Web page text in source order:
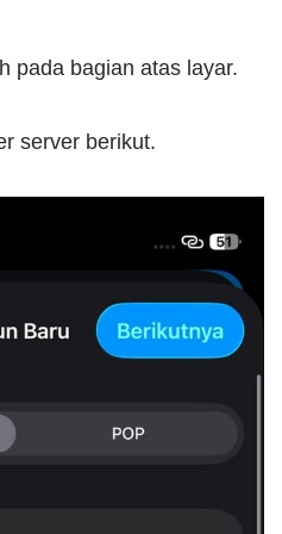
pada bagian atas layar.
server berikut.